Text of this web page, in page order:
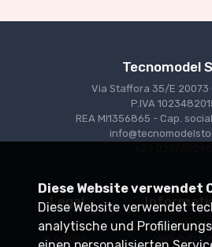
Tecnomodel
Via Staffora 35/E 20073
P.IVA
REA MI1356865 - Cap.
Legal
Privacy
Cookies
Versand
Diese Website verwendet
Diese Website verwendet
analytische und